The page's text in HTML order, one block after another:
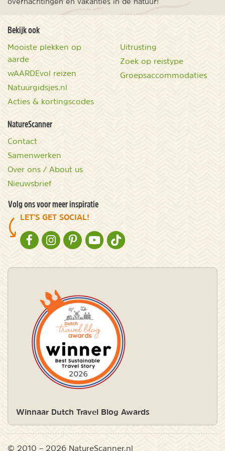
Bekijk ook
Mooiste plekken op
aarde
wAARDEvol reizen
Natuurgidsjes.nl
Acties & kortingscodes
Uitrusting
Zoek op reistype
Groepsaccommodaties
NatureScanner
Contact
Samenwerken
Over ons / About us
Nieuwsbrief
Volg ons voor meer inspiratie
LET'S GET SOCIAL!
NATURESCANNER OP FACEBOOK
NATURESCANNER OP INSTAGRAM
NATURESCANNER OP PINTEREST
NATURESCANNER OP YOUTUBE
NATURESCANNER OP TIKTOK
Winnaar Dutch Travel Blog Awards
© 2010 – 2026 NatureScanner.nl